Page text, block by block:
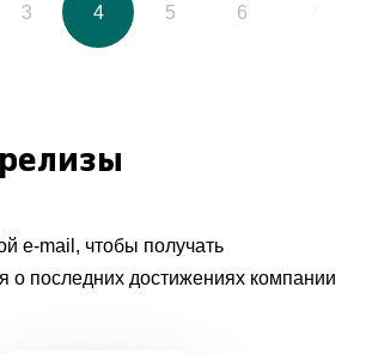
3 4 5 6
e-mail, чтобы получать
о последних достижениях компании